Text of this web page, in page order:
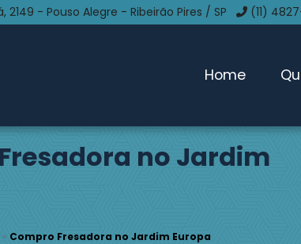
2149 - Pouso Alegre - Ribeirão Pires / SP (11)
Home
no Jardim
» Compro Fresadora no Jardim Europa